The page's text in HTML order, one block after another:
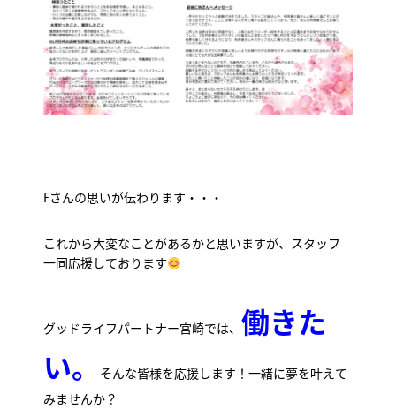
Fさんの思いが伝わります・・・
これから大変なことがあるかと思いますが、スタッフ
一同応援しております
グッドライフパートナー宮崎では、 働きた
い。
そんな皆様を応援します！一緒に夢を叶えて
みませんか？